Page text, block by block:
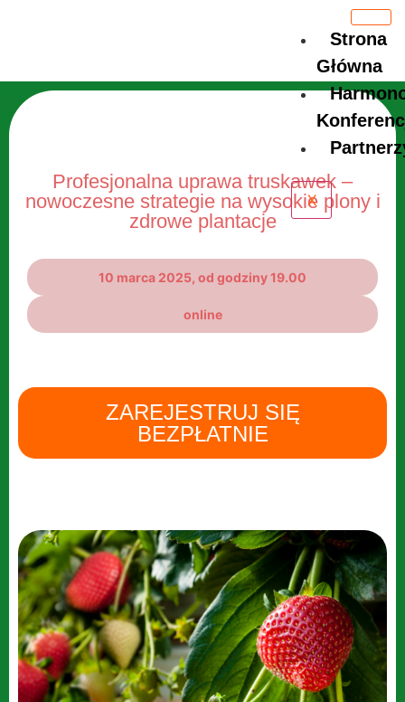
Strona
Główna
X
Profesjonalna uprawa truskawek –
nowoczesne strategie na wysokie plony i
zdrowe plantacje
10 marca 2025, od godziny 19.00
online
ZAREJESTRUJ SIĘ
BEZPŁATNIE